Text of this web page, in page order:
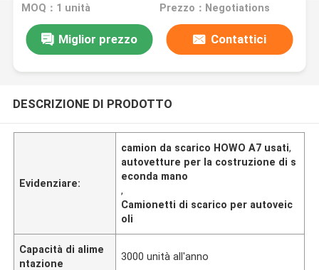
MOQ：1 unità Prezzo：Negotiations
Miglior prezzo Contattici
DESCRIZIONE DI PRODOTTO
Evidenziare:
camion da scarico HOWO A7 usati,
autovetture per la costruzione di s
econda mano
,
Camionetti di scarico per autoveic
oli
Capacità di alime
ntazione
3000 unità all'anno